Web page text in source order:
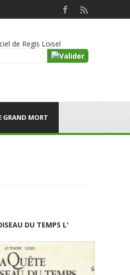
de Regis Loisel
GRAND MORT
DU TEMPS L'